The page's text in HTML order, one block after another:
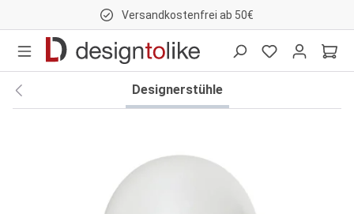
Versandkostenfrei ab 50€
Designerstühle